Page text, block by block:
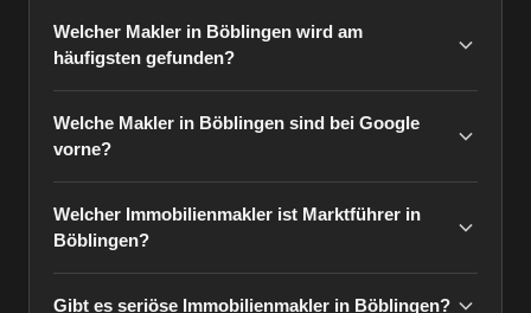
Welcher Makler in Böblingen wird am
häufigsten gefunden?
Welche Makler in Böblingen sind bei Google
vorne?
Welcher Immobilienmakler ist Marktführer in
Böblingen?
Gibt es seriöse Immobilienmakler in Böblingen?